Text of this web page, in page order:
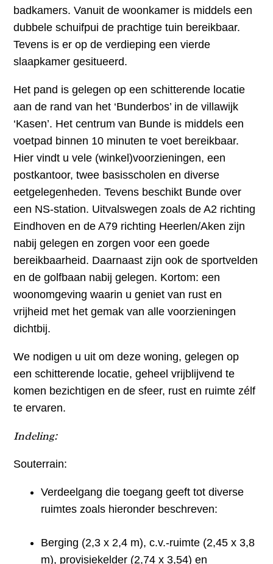
badkamers. Vanuit de woonkamer is middels een
dubbele schuifpui de prachtige tuin bereikbaar.
Tevens is er op de verdieping een vierde
slaapkamer gesitueerd.
Het pand is gelegen op een schitterende locatie
aan de rand van het ‘Bunderbos’ in de villawijk
‘Kasen’. Het centrum van Bunde is middels een
voetpad binnen 10 minuten te voet bereikbaar.
Hier vindt u vele (winkel)voorzieningen, een
postkantoor, twee basisscholen en diverse
eetgelegenheden. Tevens beschikt Bunde over
een NS-station. Uitvalswegen zoals de A2 richting
Eindhoven en de A79 richting Heerlen/Aken zijn
nabij gelegen en zorgen voor een goede
bereikbaarheid. Daarnaast zijn ook de sportvelden
en de golfbaan nabij gelegen. Kortom: een
woonomgeving waarin u geniet van rust en
vrijheid met het gemak van alle voorzieningen
dichtbij.
We nodigen u uit om deze woning, gelegen op
een schitterende locatie, geheel vrijblijvend te
komen bezichtigen en de sfeer, rust en ruimte zélf
te ervaren.
Indeling:
Souterrain:
Verdeelgang die toegang geeft tot diverse
ruimtes zoals hieronder beschreven:
Berging (2,3 x 2,4 m), c.v.-ruimte (2,45 x 3,8
m), provisiekelder (2,74 x 3,54) en